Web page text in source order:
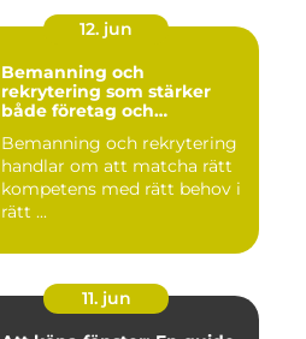
12. jun
Bemanning och
rekrytering som stärker
både företag och
Bemanning och rekrytering
handlar om att matcha rätt
kompetens med rätt behov i
rätt ...
11. jun